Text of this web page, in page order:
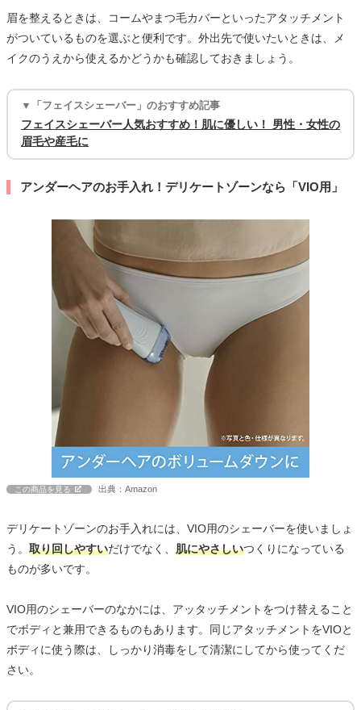
眉を整えるときは、コームやまつ毛カバーといったアタッチメント
がついているものを選ぶと便利です。外出先で使いたいときは、メ
イクのうえから使えるかどうかも確認しておきましょう。
▼「フェイスシェーバー」のおすすめ記事
フェイスシェーバー人気おすすめ！肌に優しい！ 男性・女性の
眉毛や産毛に
アンダーヘアのお手入れ！デリケートゾーンなら「VIO用」
この商品を見る 出典：Amazon
デリケートゾーンのお手入れには、VIO用のシェーバーを使いましょ
う。 取り回しやすいだけでなく、 肌にやさしいつくりになっている
ものが多いです。
VIO用のシェーバーのなかには、アッタッチメントをつけ替えること
でボディと兼用できるものもあります。同じアタッチメントをVIOと
ボディに使う際は、しっかり消毒をして清潔にしてから使ってくだ
さい。